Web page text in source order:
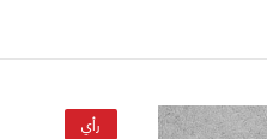
هي عشوائية
الحكام.
رأي